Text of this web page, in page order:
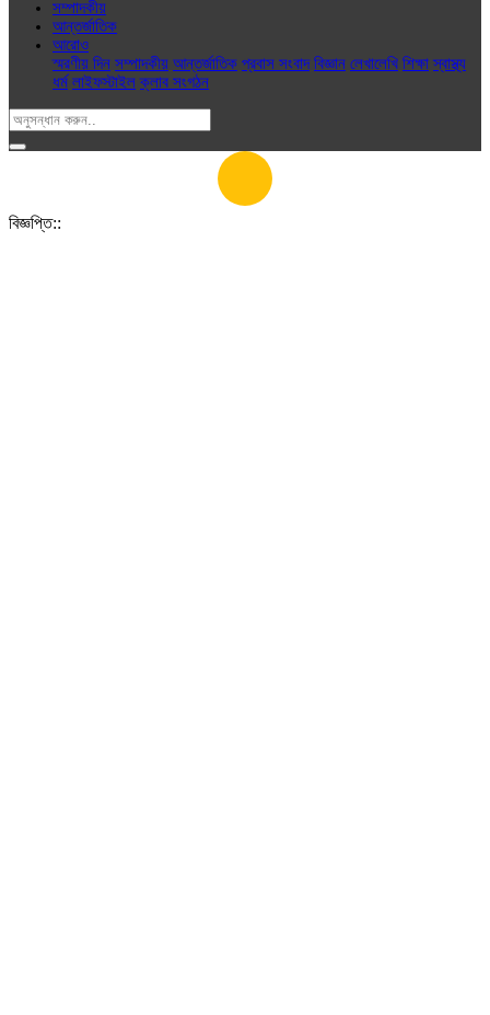
সম্পাদকীয়
আন্তর্জাতিক
আরোও
স্মরণীয় দিন সম্পাদকীয় আন্তর্জাতিক প্রবাস সংবাদ বিজ্ঞান লেখালেখি শিক্ষা স্বাস্থ্য
ধর্ম লাইফস্টাইল ক্লাব সংগঠন
বিজ্ঞপ্তি::